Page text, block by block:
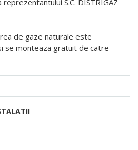
S.C. DISTRIGAZ
de gaze naturale este
se monteaza gratuit de catre